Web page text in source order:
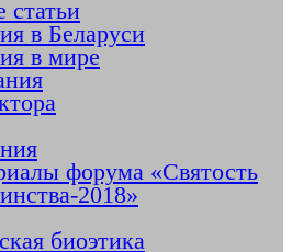
статьи
в Беларуси
в мире
форума «Святость
2018»
биоэтика